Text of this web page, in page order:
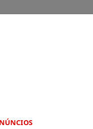
Santo
Famílias